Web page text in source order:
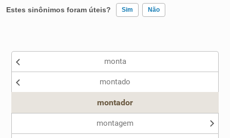
Estes sinônimos foram úteis? Sim Não
Nenhum dos sinônimos apresentados me ajudou
monta
montado
montador
montagem